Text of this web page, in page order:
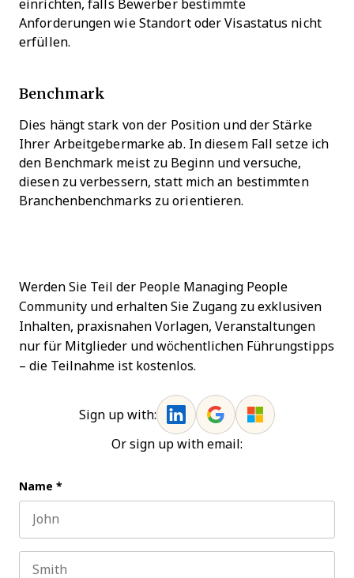
einrichten, falls Bewerber bestimmte
Anforderungen wie Standort oder Visastatus nicht
erfüllen.
Benchmark
Dies hängt stark von der Position und der Stärke
Ihrer Arbeitgebermarke ab. In diesem Fall setze ich
den Benchmark meist zu Beginn und versuche,
diesen zu verbessern, statt mich an bestimmten
Branchenbenchmarks zu orientieren.
Werden Sie Teil der People Managing People
Community und erhalten Sie Zugang zu exklusiven
Inhalten, praxisnahen Vorlagen, Veranstaltungen
nur für Mitglieder und wöchentlichen Führungstipps
– die Teilnahme ist kostenlos.
Sign up with:
Or sign up with email:
Name *